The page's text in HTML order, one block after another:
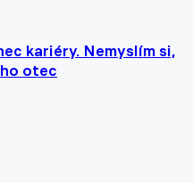
kariéry. Nemyslím si,
otec